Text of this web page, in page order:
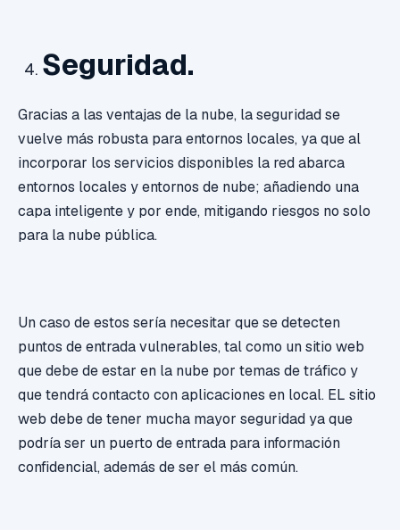
Seguridad.
Gracias a las ventajas de la nube, la seguridad se
vuelve más robusta para entornos locales, ya que al
incorporar los servicios disponibles la red abarca
entornos locales y entornos de nube; añadiendo una
capa inteligente y por ende, mitigando riesgos no solo
para la nube pública.
Un caso de estos sería necesitar que se detecten
puntos de entrada vulnerables, tal como un sitio web
que debe de estar en la nube por temas de tráfico y
que tendrá contacto con aplicaciones en local. EL sitio
web debe de tener mucha mayor seguridad ya que
podría ser un puerto de entrada para información
confidencial, además de ser el más común.